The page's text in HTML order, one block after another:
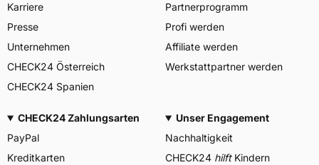
Karriere
Presse
Unternehmen
CHECK24 Österreich
CHECK24 Spanien
Partnerprogramm
Profi werden
Affiliate werden
Werkstattpartner werden
CHECK24 Zahlungsarten
PayPal
Kreditkarten
Unser Engagement
Nachhaltigkeit
CHECK24 hilftKindern